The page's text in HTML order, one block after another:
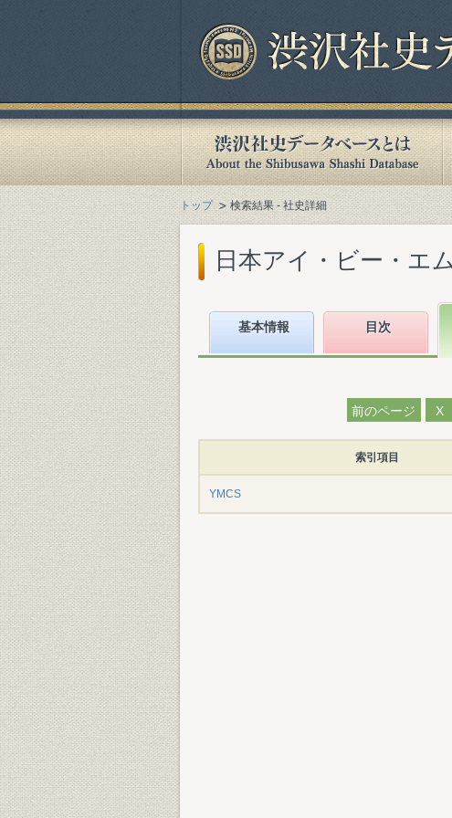
トップ 検索結果 - 社史詳細
日本アイ・ビー・エ
基本情報 目次
前のページ X
索引項目
YMCS